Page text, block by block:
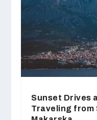
Sunset Drives
Traveling